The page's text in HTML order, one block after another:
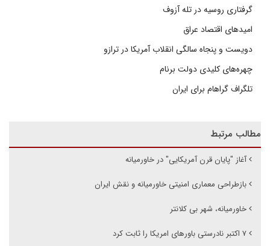
گرفتاری روسیه در تله آزوف
امیدهای اقتصاد عراق
دویست و پنجاه سالگی انقلاب آمریکا در ترازو
چهره‌های کلیدی دولت برنام
تلگراف گراهام برای ایران
مطالب مرتبط
آغاز "پایان قرن آمریکایی" در خاورمیانه
بازطراحی معماری امنیتی خاورمیانه و نقش ایران
خاورمیانه، شهر بی کلانتر
۷ اکتبر نادرستی باورهای امریکا را ثابت کرد